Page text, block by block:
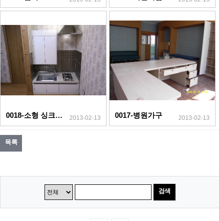
0018-소형 싱크대(앉은뱅이) 2013-02-13 0017-병원가구 2013-02-13
목록
검색